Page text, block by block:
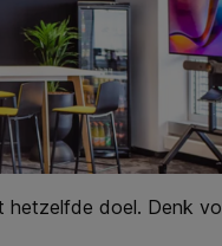
hetzelfde doel. Denk